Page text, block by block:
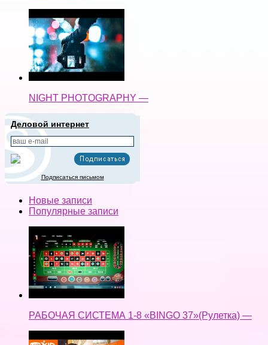
NIGHT PHOTOGRAPHY —
Деловой интернет
Подписаться письмом
Новые записи
Популярные записи
РАБОЧАЯ СИСТЕМА 1-8 «BINGO 37»(Рулетка) —